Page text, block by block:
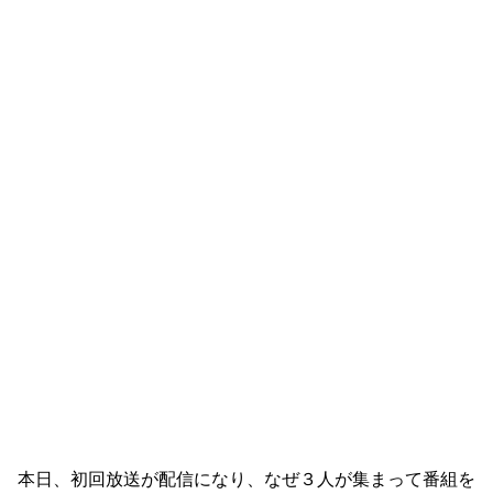
本日、初回放送が配信になり、なぜ３人が集まって番組を